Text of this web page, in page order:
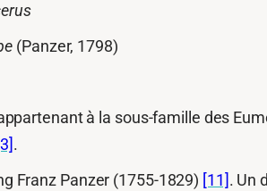
(Panzer, 1798)
à la sous-famille des
.
Franz Panzer (1755-1829) [11]. Un